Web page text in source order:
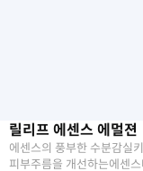
릴리프 에센스 에멀젼
에센스의 풍부한 수분감실
피부주름을 개선하는에센